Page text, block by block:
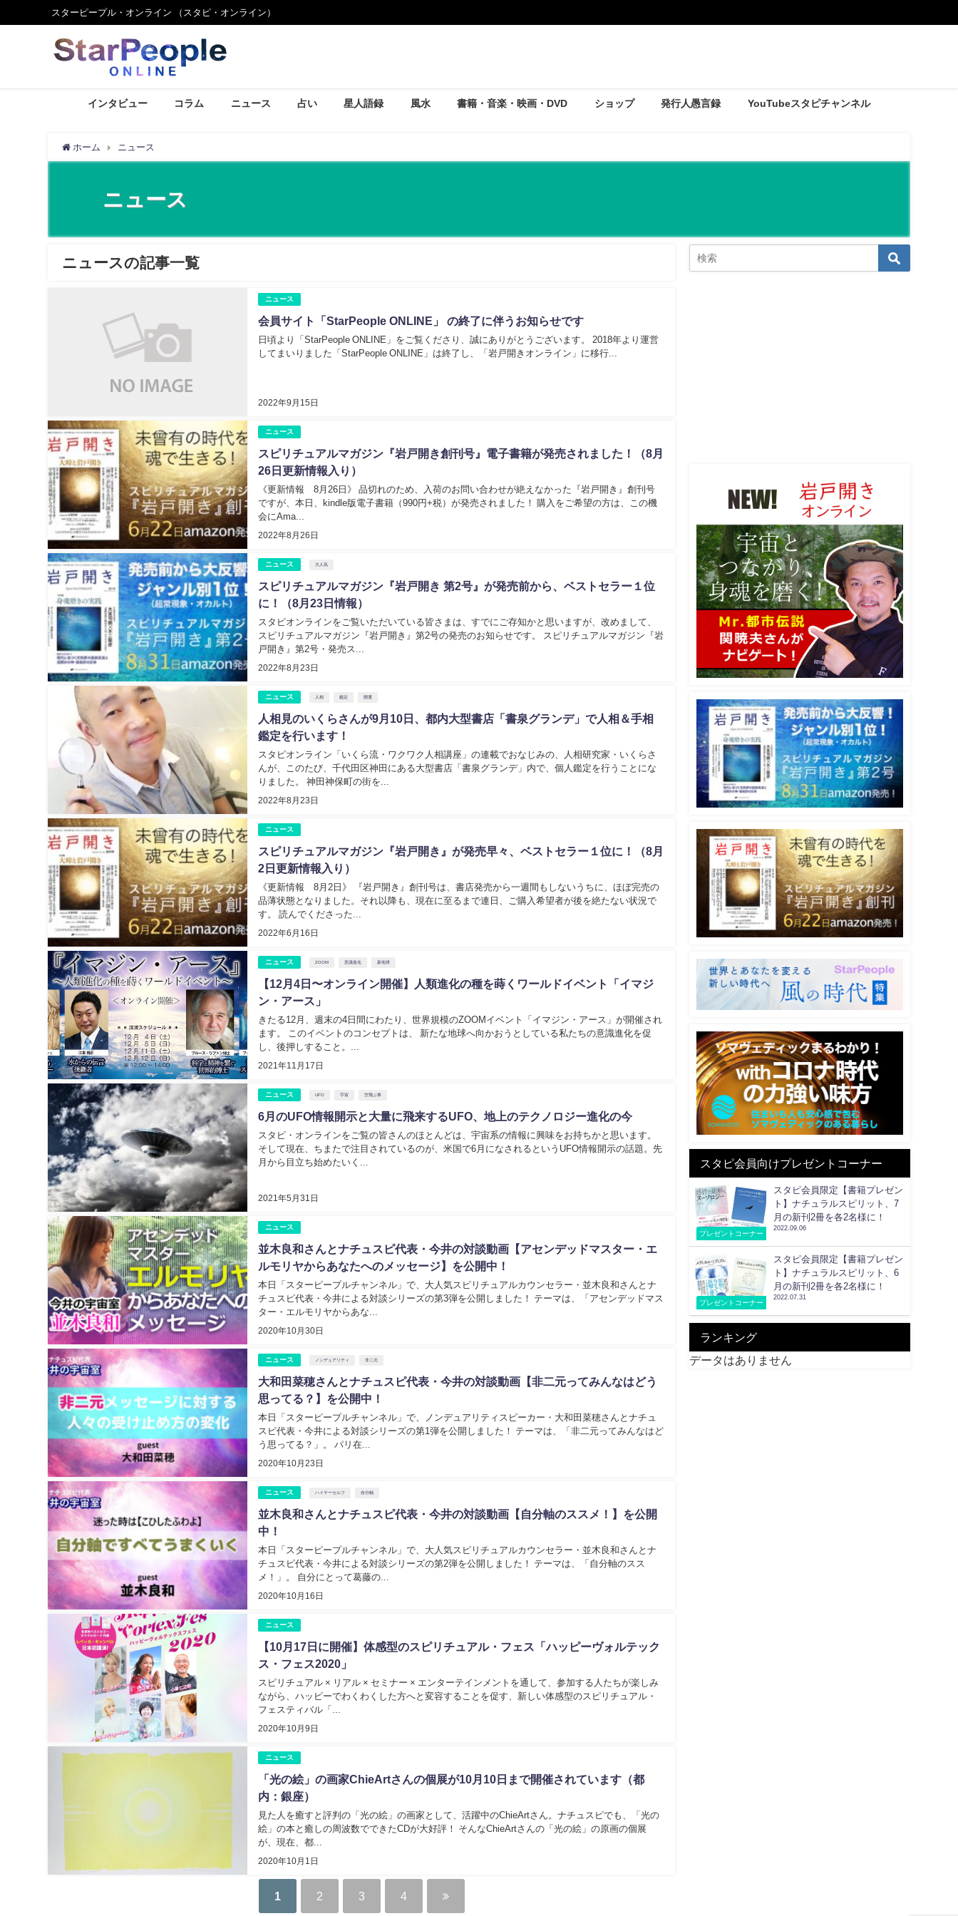
スターピープル・オンライン （スタピ・オンライン）
インタビュー コラム ニュース 占い 星人語録 風水 書籍・音楽・映画・DVD ショップ 発行人愚言録 YouTubeスタピチャンネル
ホーム ニュース
ニュース
ニュースの記事一覧
ニュース
会員サイト「StarPeople ONLINE」 の終了に伴うお知らせです
2022年9月15日
日頃より「StarPeople ONLINE」をご覧くださり、誠にありがとうございます。 2018年より運営
してまいりました「StarPeople ONLINE」は終了し、「岩戸開きオンライン」に移行...
ニュース
スピリチュアルマガジン『岩戸開き創刊号』電子書籍が発売されました！（8月
26日更新情報入り）
2022年8月26日
《更新情報 8月26日》 品切れのため、入荷のお問い合わせが絶えなかった『岩戸開き』創刊号
ですが、本日、kindle版電子書籍（990円+税）が発売されました！ 購入をご希望の方は、この機
会にAma...
ニュース 大人気
スピリチュアルマガジン『岩戸開き 第2号』が発売前から、ベストセラー１位
に！（8月23日情報）
2022年8月23日
スタピオンラインをご覧いただいている皆さまは、すでにご存知かと思いますが、改めまして、
スピリチュアルマガジン『岩戸開き』第2号の発売のお知らせです。 スピリチュアルマガジン『岩
戸開き』第2号・発売ス...
ニュース 人相 鑑定 開運
人相見のいくらさんが9月10日、都内大型書店「書泉グランデ」で人相＆手相
鑑定を行います！
2022年8月23日
スタピオンライン「いくら流・ワクワク人相講座」の連載でおなじみの、人相研究家・いくらさ
んが、このたび、千代田区神田にある大型書店「書泉グランデ」内で、個人鑑定を行うことにな
りました。 神田神保町の街を...
ニュース
スピリチュアルマガジン『岩戸開き』が発売早々、ベストセラー１位に！（8月
2日更新情報入り）
2022年6月16日
《更新情報 8月2日》 『岩戸開き』創刊号は、書店発売から一週間もしないうちに、ほぼ完売の
品薄状態となりました。それ以降も、現在に至るまで連日、ご購入希望者が後を絶たない状況で
す。 読んでくださった...
ニュース ZOOM 意識進化 新地球
【12月4日〜オンライン開催】人類進化の種を蒔くワールドイベント「イマジ
ン・アース」
2021年11月17日
きたる12月、週末の4日間にわたり、世界規模のZOOMイベント「イマジン・アース」が開催され
ます。 このイベントのコンセプトは、 新たな地球へ向かおうとしている私たちの意識進化を促
し、後押しすること。...
ニュース UFO 宇宙 空飛ぶ車
6月のUFO情報開示と大量に飛来するUFO、地上のテクノロジー進化の今
2021年5月31日
スタピ・オンラインをご覧の皆さんのほとんどは、宇宙系の情報に興味をお持ちかと思います。
そして現在、ちまたで注目されているのが、米国で6月になされるというUFO情報開示の話題。先
月から目立ち始めたいく...
ニュース
並木良和さんとナチュスピ代表・今井の対談動画【アセンデッドマスター・エ
ルモリヤからあなたへのメッセージ】を公開中！
2020年10月30日
本日「スターピープルチャンネル」で、大人気スピリチュアルカウンセラー・並木良和さんとナ
チュスピ代表・今井による対談シリーズの第3弾を公開しました！ テーマは、「アセンデッドマス
ター・エルモリヤからあな...
ニュース ノンデュアリティ 非二元
大和田菜穂さんとナチュスピ代表・今井の対談動画【非二元ってみんなはどう
思ってる？】を公開中！
2020年10月23日
本日「スターピープルチャンネル」で、ノンデュアリティスピーカー・大和田菜穂さんとナチュ
スピ代表・今井による対談シリーズの第1弾を公開しました！ テーマは、「非二元ってみんなはど
う思ってる？」。 パリ在...
ニュース ハイヤーセルフ 自分軸
並木良和さんとナチュスピ代表・今井の対談動画【自分軸のススメ！】を公開
中！
2020年10月16日
本日「スターピープルチャンネル」で、大人気スピリチュアルカウンセラー・並木良和さんとナ
チュスピ代表・今井による対談シリーズの第2弾を公開しました！ テーマは、「自分軸のスス
メ！」。 自分にとって葛藤の...
ニュース
【10月17日に開催】体感型のスピリチュアル・フェス「ハッピーヴォルテック
ス・フェス2020」
2020年10月9日
スピリチュアル × リアル × セミナー × エンターテインメントを通して、参加する人たちが楽しみ
ながら、ハッピーでわくわくした方へと変容することを促す、新しい体感型のスピリチュアル・
フェスティバル「...
ニュース
「光の絵」の画家ChieArtさんの個展が10月10日まで開催されています（都
内：銀座）
2020年10月1日
見た人を癒すと評判の「光の絵」の画家として、活躍中のChieArtさん。ナチュスピでも、「光の
絵」の本と癒しの周波数でできたCDが大好評！ そんなChieArtさんの「光の絵」の原画の個展
が、現在、都...
1 2 3 4
スタピ会員向けプレゼントコーナー
プレゼントコーナー
スタピ会員限定【書籍プレゼン
ト】ナチュラルスピリット、7
月の新刊2冊を各2名様に！
2022.09.06
プレゼントコーナー
スタピ会員限定【書籍プレゼン
ト】ナチュラルスピリット、6
月の新刊2冊を各2名様に！
2022.07.31
ランキング
データはありません